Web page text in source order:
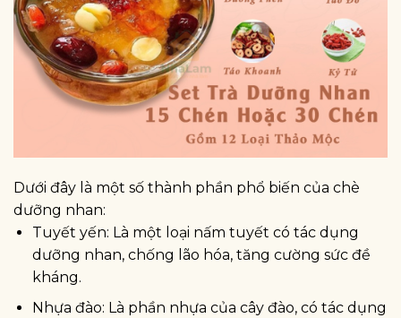
Dưới đây là một số thành phần phổ biến của chè
dưỡng nhan:
Tuyết yến: Là một loại nấm tuyết có tác dụng
dưỡng nhan, chống lão hóa, tăng cường sức đề
kháng.
Nhựa đào: Là phần nhựa của cây đào, có tác dụng